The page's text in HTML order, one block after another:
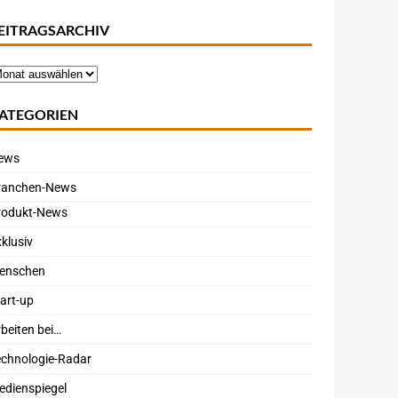
News
News
up
bei…
Radar